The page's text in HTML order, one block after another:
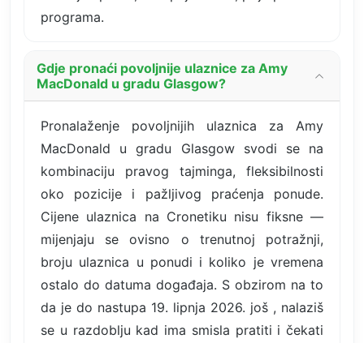
programa.
Gdje pronaći povoljnije ulaznice za Amy
MacDonald u gradu Glasgow?
Pronalaženje povoljnijih ulaznica za Amy
MacDonald u gradu Glasgow svodi se na
kombinaciju pravog tajminga, fleksibilnosti
oko pozicije i pažljivog praćenja ponude.
Cijene ulaznica na Cronetiku nisu fiksne —
mijenjaju se ovisno o trenutnoj potražnji,
broju ulaznica u ponudi i koliko je vremena
ostalo do datuma događaja. S obzirom na to
da je do nastupa 19. lipnja 2026. još , nalaziš
se u razdoblju kad ima smisla pratiti i čekati